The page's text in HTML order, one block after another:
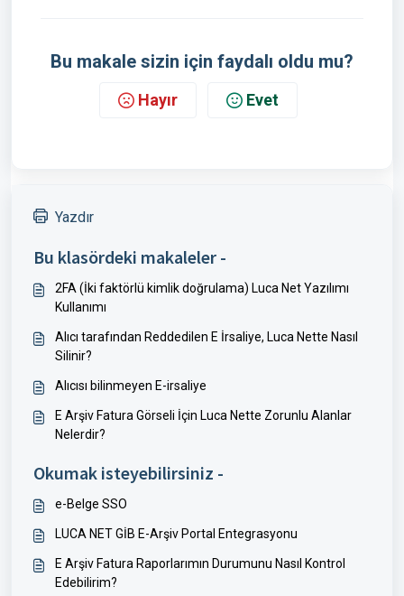
Bu makale sizin için faydalı oldu mu?
Hayır Evet
Yazdır
Bu klasördeki makaleler -
2FA (İki faktörlü kimlik doğrulama) Luca Net Yazılımı
Kullanımı
Alıcı tarafından Reddedilen E İrsaliye, Luca Nette Nasıl
Silinir?
Alıcısı bilinmeyen E-irsaliye
E Arşiv Fatura Görseli İçin Luca Nette Zorunlu Alanlar
Nelerdir?
Okumak isteyebilirsiniz -
e-Belge SSO
LUCA NET GİB E-Arşiv Portal Entegrasyonu
E Arşiv Fatura Raporlarımın Durumunu Nasıl Kontrol
Edebilirim?